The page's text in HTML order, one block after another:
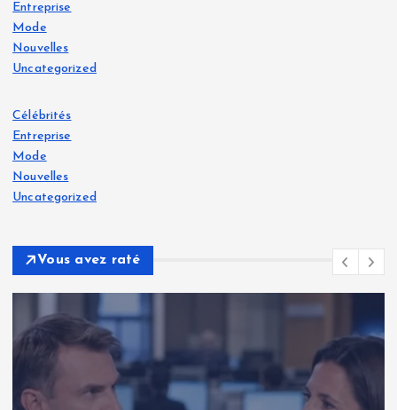
Entreprise
Mode
Nouvelles
Uncategorized
Célébrités
Entreprise
Mode
Nouvelles
Uncategorized
Vous avez raté